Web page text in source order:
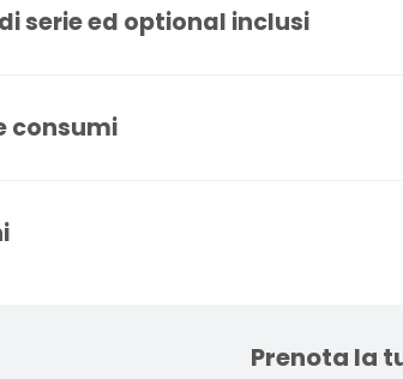
serie ed optional inclusi
consumi
Prenota la